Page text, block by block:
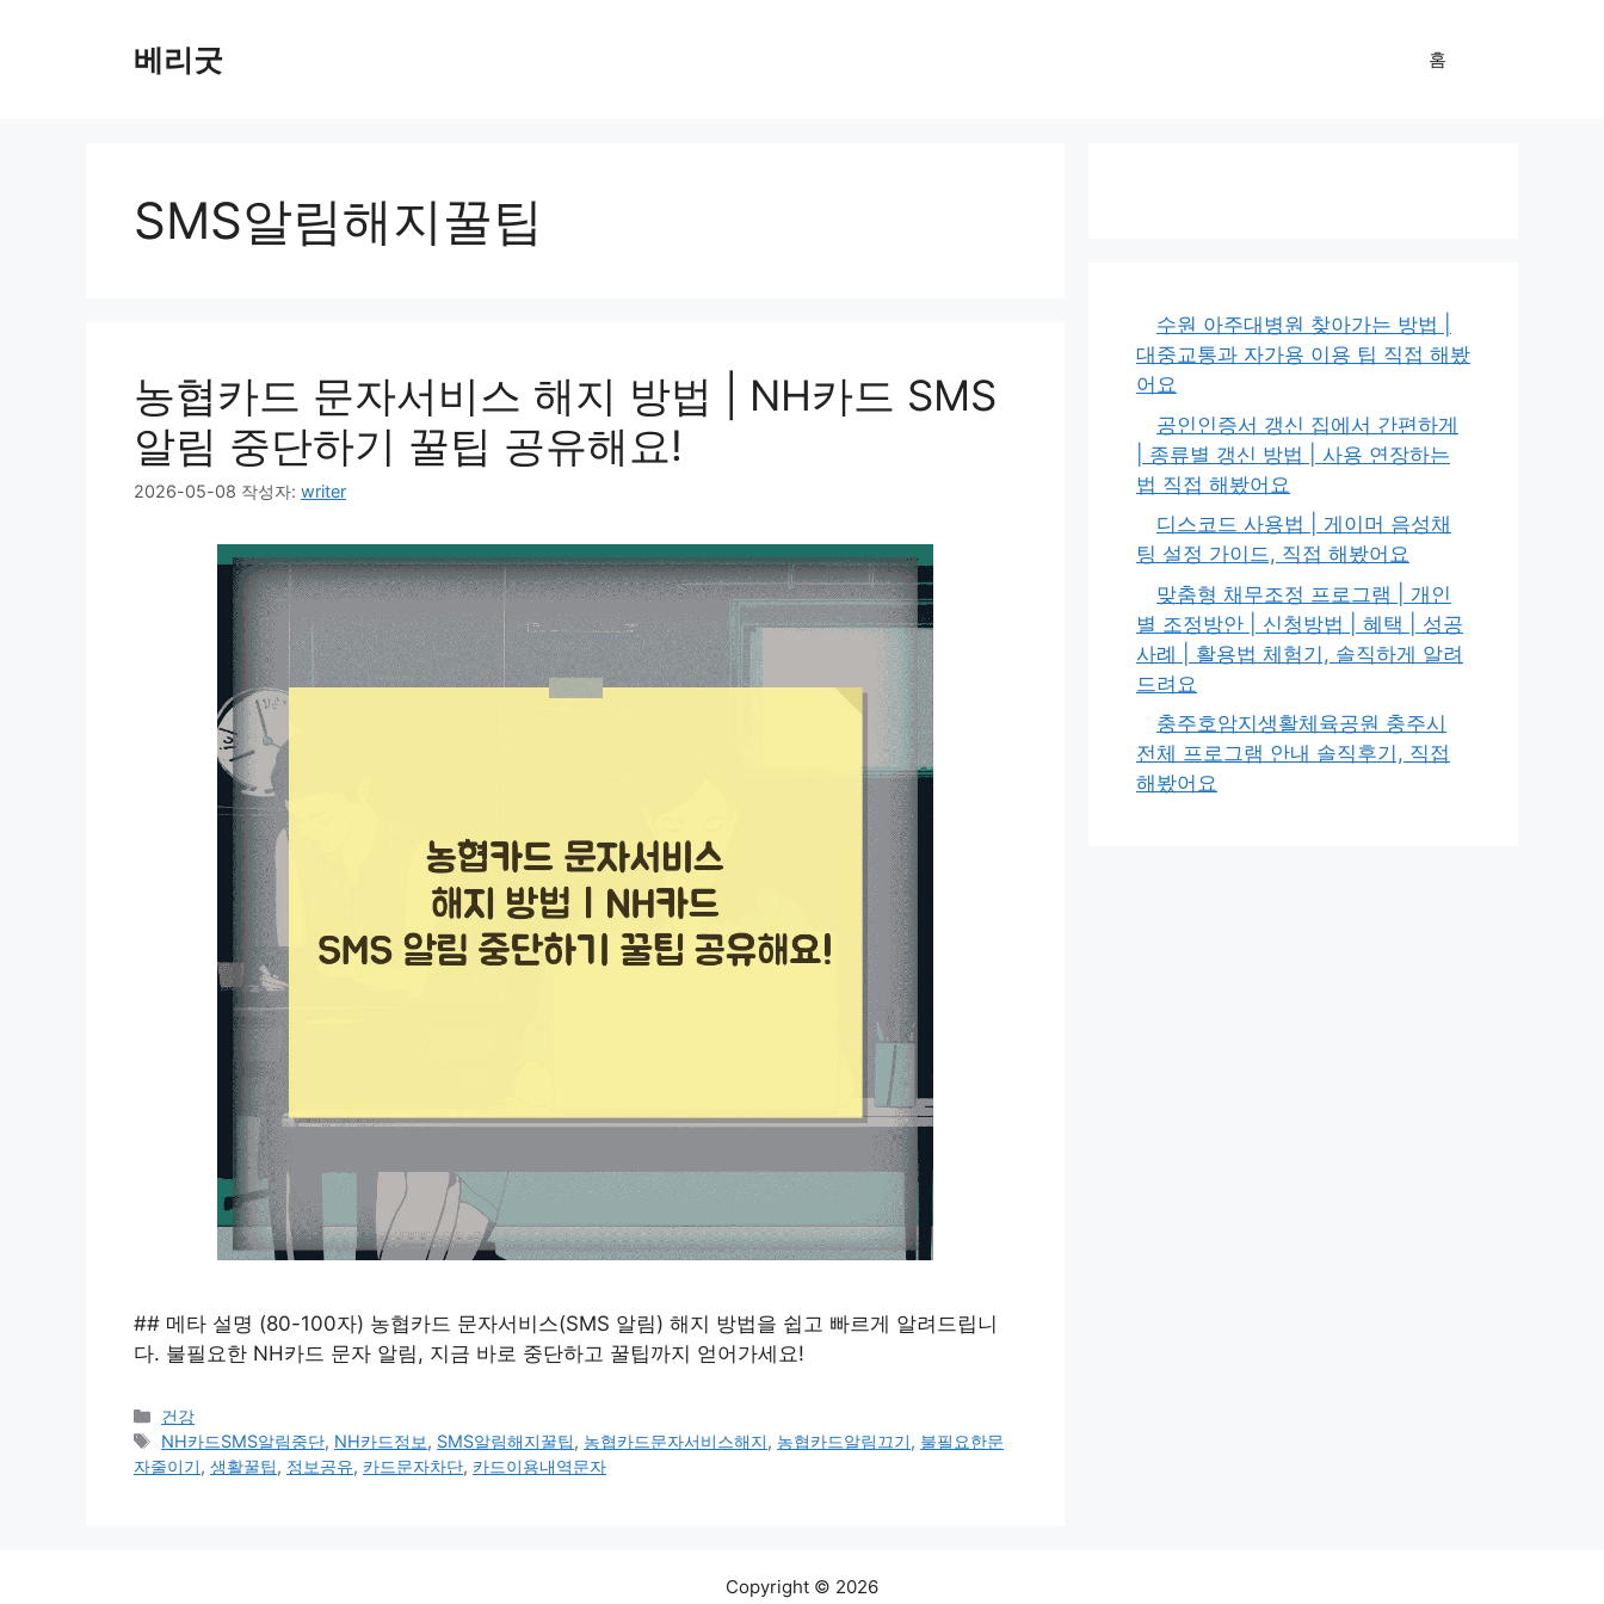
베리굿 홈
SMS알림해지꿀팁
농협카드 문자서비스 해지 방법 | NH카드 SMS
알림 중단하기 꿀팁 공유해요!
2026-05-08 작성자: writer
## 메타 설명 (80-100자) 농협카드 문자서비스(SMS 알림) 해지 방법을 쉽고 빠르게 알려드립니
다. 불필요한 NH카드 문자 알림, 지금 바로 중단하고 꿀팁까지 얻어가세요!
카
테
고
건강
태
그
NH카드SMS알림중단, NH카드정보, SMS알림해지꿀팁, 농협카드문자서비스해지, 농협카드알림끄기, 불필요한문
자줄이기, 생활꿀팁, 정보공유, 카드문자차단, 카드이용내역문자
수원 아주대병원 찾아가는 방법 |
대중교통과 자가용 이용 팁 직접 해봤
어요
공인인증서 갱신 집에서 간편하게
| 종류별 갱신 방법 | 사용 연장하는
법 직접 해봤어요
디스코드 사용법 | 게이머 음성채
팅 설정 가이드, 직접 해봤어요
맞춤형 채무조정 프로그램 | 개인
별 조정방안 | 신청방법 | 혜택 | 성공
사례 | 활용법 체험기, 솔직하게 알려
드려요
충주호암지생활체육공원 충주시
전체 프로그램 안내 솔직후기, 직접
해봤어요
Copyright © 2026